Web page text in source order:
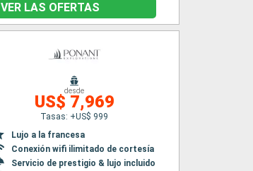
VER LAS OFERTAS
desde
US$ 7,969
Tasas: +US$ 999
Lujo a la francesa
Conexión wifi ilimitado de cortesía
Servicio de prestigio & lujo incluido